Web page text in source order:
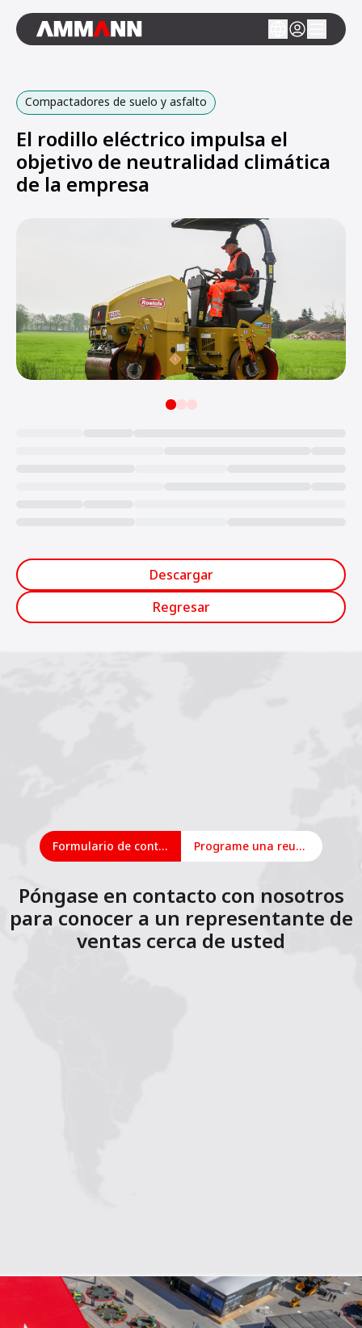
Compactadores de suelo y asfalto
El rodillo eléctrico impulsa el
objetivo de neutralidad climática
de la empresa
Descargar
Regresar
Formulario de contacto Programe una reunión en línea
Póngase en contacto con nosotros
para conocer a un representante de
ventas cerca de usted